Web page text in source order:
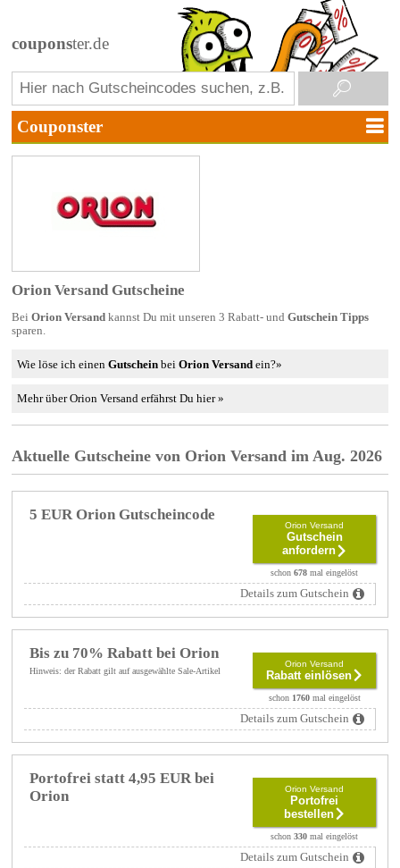
couponster.de
Orion Versand Gutscheine
Bei Orion Versandkannst Du mit unseren 3 Rabatt- und Gutschein Tipps
sparen.
Wie löse ich einenGutschein beiOrion Versand ein?»
Mehr über Orion Versand erfährst Du hier »
Aktuelle Gutscheine von Orion Versand im Aug. 2026
5 EUR Orion Gutscheincode
Orion Versand
Gutschein
anfordern
schon678 mal eingelöst
Details zum Gutschein
Bis zu 70% Rabatt bei Orion
Hinweis: der Rabatt gilt auf ausgewählte Sale-Artikel
Orion Versand
Rabatt einlösen
schon 1760mal eingelöst
Details zum Gutschein
Portofrei statt 4,95 EUR bei
Orion
Orion Versand
Portofrei
bestellen
schon330 mal eingelöst
Details zum Gutschein